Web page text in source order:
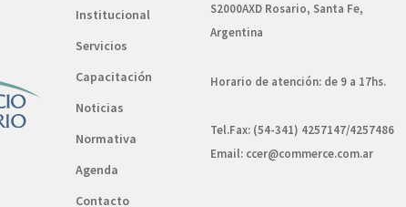
Institucional
Servicios
Capacitación
Noticias
Normativa
Agenda
Contacto
S2000AXD Rosario, Santa Fe,
Argentina
Horario de atención: de 9 a 17hs.
Tel.Fax: (54-341) 4257147/4257486
Email: ccer@commerce.com.ar